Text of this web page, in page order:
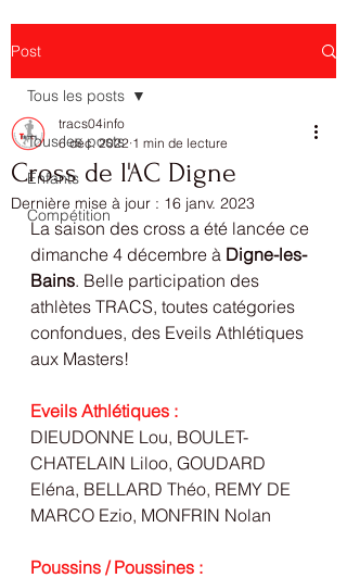
Post
Tous les posts
Enfants
Compétition
Tous les posts
Cross de l'AC Digne
tracs04info
6 déc. 2022 1 min de lecture
Dernière mise à jour : 16 janv. 2023
La saison des cross a été lancée ce
dimanche 4 décembre à Digne-les-
Bains. Belle participation des
athlètes TRACS, toutes catégories
confondues, des Eveils Athlétiques
aux Masters!
Eveils Athlétiques :
DIEUDONNE Lou, BOULET-
CHATELAIN Liloo, GOUDARD
Eléna, BELLARD Théo, REMY DE
MARCO Ezio, MONFRIN Nolan
Poussins / Poussines :